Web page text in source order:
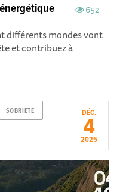
652
différents mondes vont
et contribuez à
SOBRIETE DÉC.
4
2025